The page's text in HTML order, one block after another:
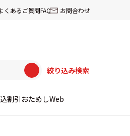
くあるご質問FAQ お問合わせ
絞り込み検索
割引 おためしWeb